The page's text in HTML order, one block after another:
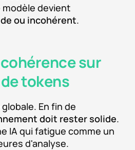
devient
ou incohérent.
sur
tokens
En fin de
doit rester solide.
IA qui fatigue comme un
d'analyse.